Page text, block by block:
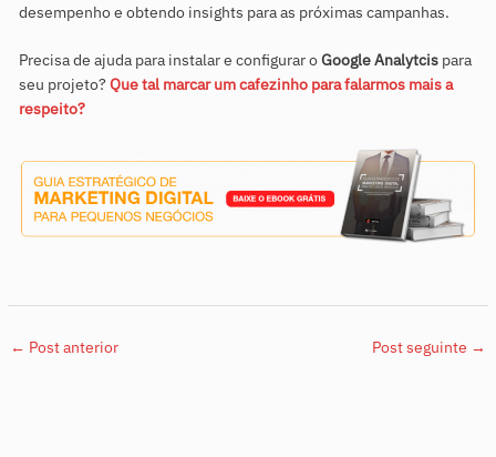
desempenho e obtendo insights para as próximas campanhas.
Precisa de ajuda para instalar e configurar oGoogle Analytcis para
seu projeto?Que tal marcar um cafezinho para falarmos mais a
respeito?
← Post anterior Post seguinte →